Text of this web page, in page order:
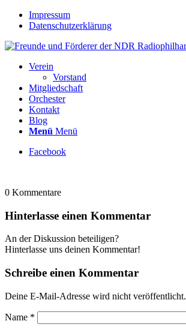
Impressum
Datenschutzerklärung
Verein
Vorstand
Mitgliedschaft
Orchester
Kontakt
Blog
Menü Menü
Facebook
0 Kommentare
Hinterlasse einen Kommentar
An der Diskussion beteiligen?
Hinterlasse uns deinen Kommentar!
Schreibe einen Kommentar
Deine E-Mail-Adresse wird nicht veröffentlicht.
Name *